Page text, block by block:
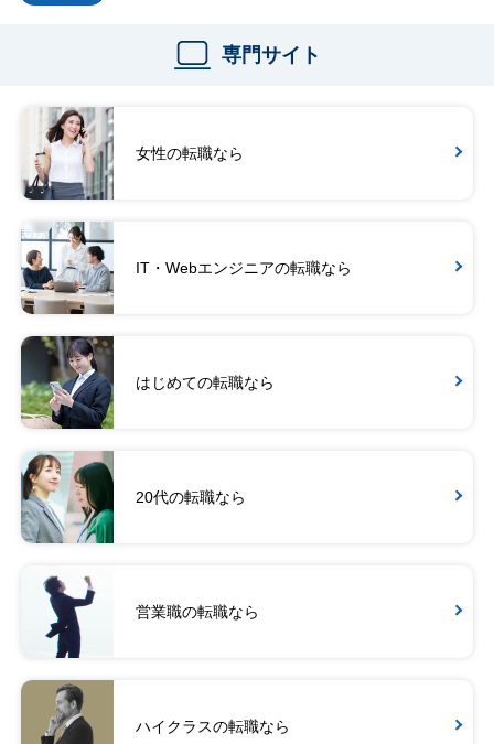
専門サイト
女性の転職なら
IT・Webエンジニアの転職なら
はじめての転職なら
20代の転職なら
営業職の転職なら
ハイクラスの転職なら